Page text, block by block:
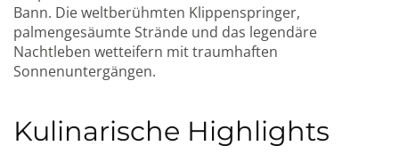
Bann. Die weltberühmten Klippenspringer,
palmengesäumte Strände und das legendäre
Nachtleben wetteifern mit traumhaften
Sonnenuntergängen.
Kulinarische Highlights